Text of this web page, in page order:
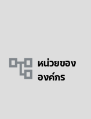
หน่วยของ
องค์กร